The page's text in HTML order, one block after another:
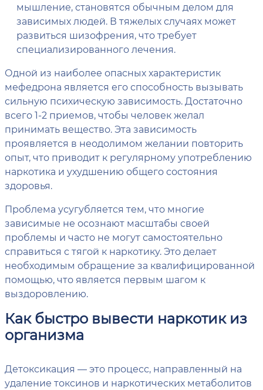
мышление, становятся обычным делом для
зависимых людей. В тяжелых случаях может
развиться шизофрения, что требует
специализированного лечения.
Одной из наиболее опасных характеристик
мефедрона является его способность вызывать
сильную психическую зависимость. Достаточно
всего 1-2 приемов, чтобы человек желал
принимать вещество. Эта зависимость
проявляется в неодолимом желании повторить
опыт, что приводит к регулярному употреблению
наркотика и ухудшению общего состояния
здоровья.
Проблема усугубляется тем, что многие
зависимые не осознают масштабы своей
проблемы и часто не могут самостоятельно
справиться с тягой к наркотику. Это делает
необходимым обращение за квалифицированной
помощью, что является первым шагом к
выздоровлению.
Как быстро вывести наркотик из
организма
Детоксикация — это процесс, направленный на
удаление токсинов и наркотических метаболитов